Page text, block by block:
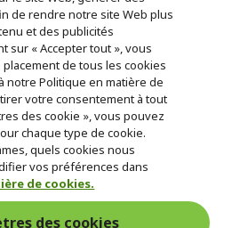
avant et après-
vente
D'intérêt
marchand agréé pour les produits et
ce magasin.
Metropolitaine
de rendre notre site Web plus
et des publicités
sur « Accepter tout », vous
de tous les cookies
notre Politique en matière de
votre consentement à tout
des cookie », vous pouvez
chaque type de cookie.
quels cookies nous
vos préférences dans
de cookies.
des cookies